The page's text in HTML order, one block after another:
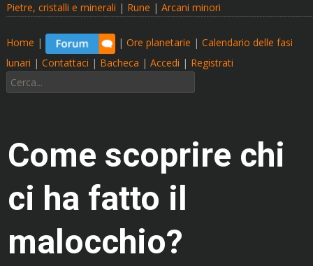
Pietre, cristalli e minerali | Rune | Arcani minori
Home | | Ore planetarie | Calendario delle fasi
lunari | Contattaci | Bacheca | Accedi | Registrati
Cerca:
Come scoprire chi
ci ha fatto il
malocchio?